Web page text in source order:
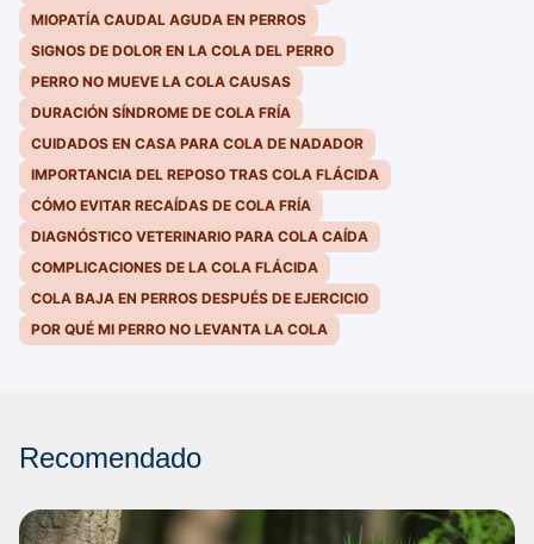
MIOPATÍA CAUDAL AGUDA EN PERROS
SIGNOS DE DOLOR EN LA COLA DEL PERRO
PERRO NO MUEVE LA COLA CAUSAS
DURACIÓN SÍNDROME DE COLA FRÍA
CUIDADOS EN CASA PARA COLA DE NADADOR
IMPORTANCIA DEL REPOSO TRAS COLA FLÁCIDA
CÓMO EVITAR RECAÍDAS DE COLA FRÍA
DIAGNÓSTICO VETERINARIO PARA COLA CAÍDA
COMPLICACIONES DE LA COLA FLÁCIDA
COLA BAJA EN PERROS DESPUÉS DE EJERCICIO
POR QUÉ MI PERRO NO LEVANTA LA COLA
Recomendado